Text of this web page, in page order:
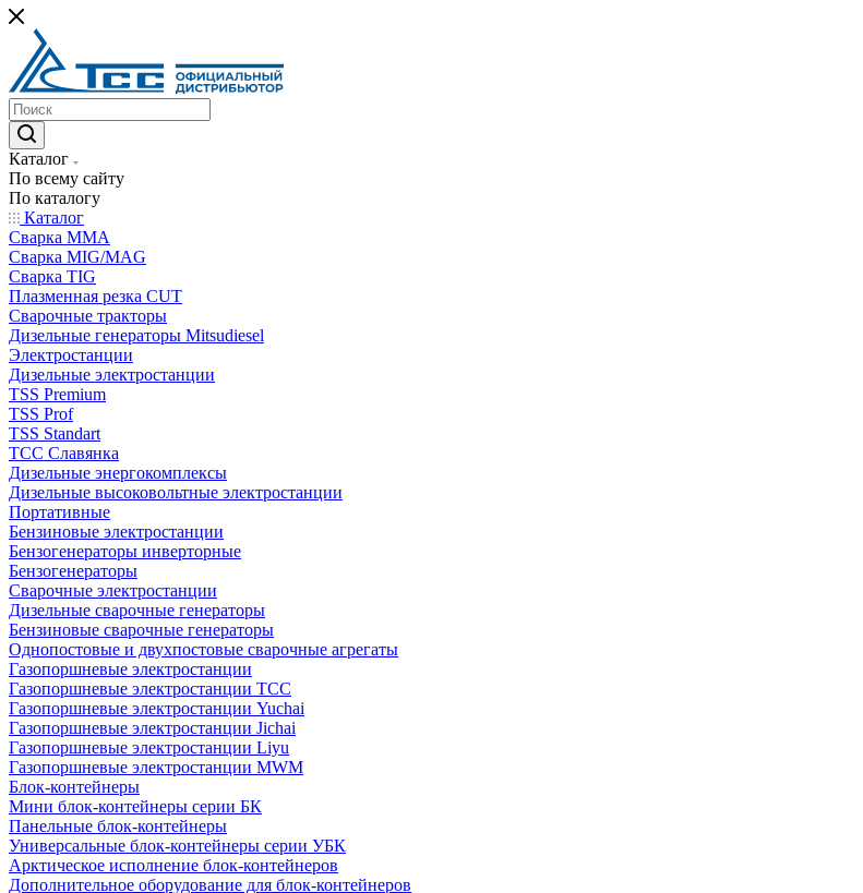
Каталог
По всему сайту
По каталогу
Каталог
Сварка MMA
Сварка MIG/MAG
Сварка TIG
Плазменная резка CUT
Сварочные тракторы
Дизельные генераторы Mitsudiesel
Электростанции
Дизельные электростанции
TSS Premium
TSS Prof
TSS Standart
ТСС Славянка
Дизельные энергокомплексы
Дизельные высоковольтные электростанции
Портативные
Бензиновые электростанции
Бензогенераторы инверторные
Бензогенераторы
Сварочные электростанции
Дизельные сварочные генераторы
Бензиновые сварочные генераторы
Однопостовые и двухпостовые сварочные агрегаты
Газопоршневые электростанции
Газопоршневые электростанции ТСС
Газопоршневые электростанции Yuchai
Газопоршневые электростанции Jichai
Газопоршневые электростанции Liyu
Газопоршневые электростанции MWM
Блок-контейнеры
Мини блок-контейнеры серии БК
Панельные блок-контейнеры
Универсальные блок-контейнеры серии УБК
Арктическое исполнение блок-контейнеров
Дополнительное оборудование для блок-контейнеров